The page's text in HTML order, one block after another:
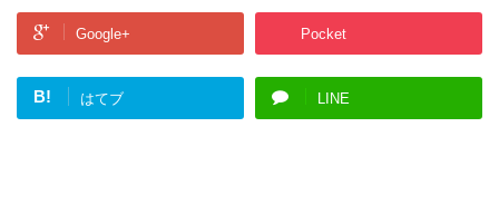
Google+ Pocket
B! はてブ LINE